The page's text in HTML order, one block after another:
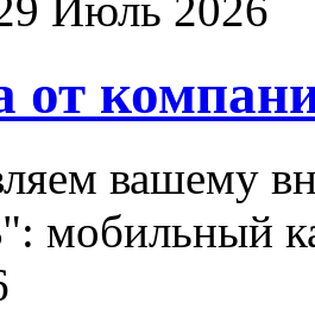
от
вашему
мобильный